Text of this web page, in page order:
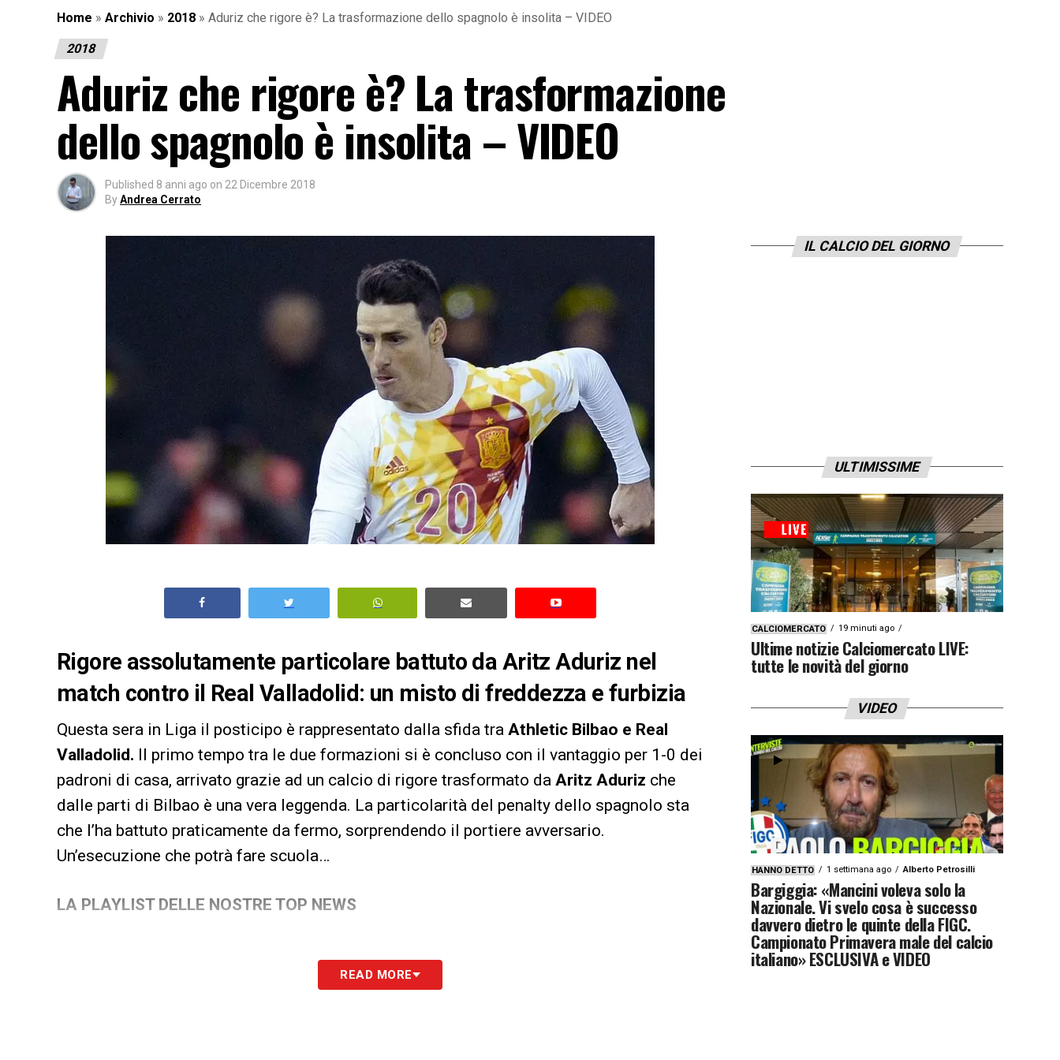
Home » Archivio » 2018 » Aduriz che rigore è? La trasformazione dello spagnolo è insolita – VIDEO
2018
Aduriz che rigore è? La trasformazione
dello spagnolo è insolita – VIDEO
Published 8 anni ago on 22 Dicembre 2018
ByAndrea Cerrato
Rigore assolutamente particolare battuto da Aritz Aduriz nel
match contro il Real Valladolid: un misto di freddezza e furbizia
Questa sera in Liga il posticipo è rappresentato dalla sfida tra Athletic Bilbao e Real
Valladolid. Il primo tempo tra le due formazioni si è concluso con il vantaggio per 1-0 dei
padroni di casa, arrivato grazie ad un calcio di rigore trasformato da Aritz Aduriz che
dalle parti di Bilbao è una vera leggenda. La particolarità del penalty dello spagnolo sta
che l’ha battuto praticamente da fermo, sorprendendo il portiere avversario.
Un’esecuzione che potrà fare scuola…
LA PLAYLIST DELLE NOSTRE TOP NEWS
READ MORE
IL CALCIO DEL GIORNO
ULTIMISSIME
CALCIOMERCATO 19 minuti ago
Ultime notizie Calciomercato LIVE:
tutte le novità del giorno
VIDEO
HANNO DETTO 1 settimana ago Alberto Petrosilli
Bargiggia: «Mancini voleva solo la
Nazionale. Vi svelo cosa è successo
davvero dietro le quinte della FIGC.
Campionato Primavera male del calcio
italiano» ESCLUSIVA e VIDEO